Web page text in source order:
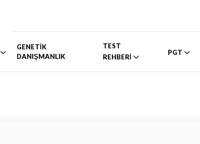
GENETİK
DANIŞMANLIK
TEST
REHBERİ
PGT